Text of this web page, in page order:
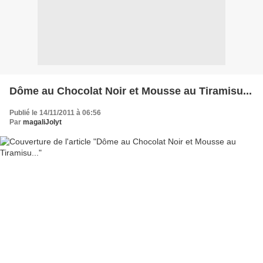
Dôme au Chocolat Noir et Mousse au Tiramisu...
Publié le 14/11/2011 à 06:56
Par magaliJolyt